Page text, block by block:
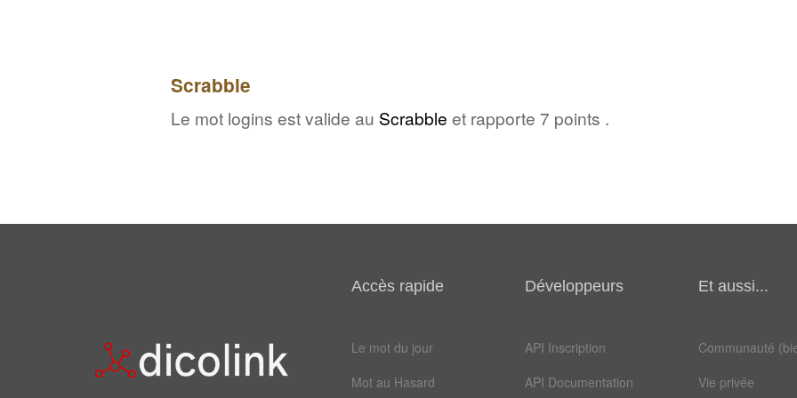
Scrabble
Le mot logins est valide au Scrabble et rapporte 7 points .
Accès rapide
Le mot du jour
Mot au Hasard
Développeurs
API Inscription
API Documentation
Et aussi...
Communauté
Vie privée